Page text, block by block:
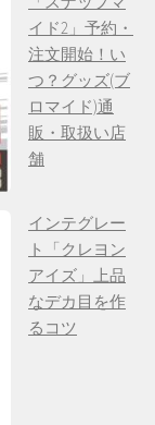
イド2」予約・
注文開始！い
つ？グッズ(ブ
ロマイド)通
販・取扱い店
舗
インテグレー
ト「クレヨン
アイズ」上品
なデカ目を作
るコツ